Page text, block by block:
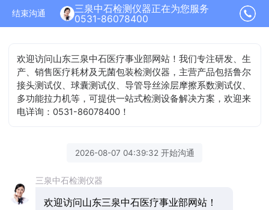
结束沟通
三泉中石检测仪器正在为您服务
0531-86078400
欢迎访问山东三泉中石医疗事业部网站！我们专注研发、生
产、销售医疗耗材及无菌包装检测仪器，主营产品包括鲁尔
接头测试仪、球囊测试仪、导管导丝涂层摩擦系数测试仪、
多功能拉力机等，可提供一站式检测设备解决方案，欢迎来
电详询：0531-86078400！
2026-08-07 04:39:32 开始沟通
三泉中石检测仪器
欢迎访问山东三泉中石医疗事业部网站！